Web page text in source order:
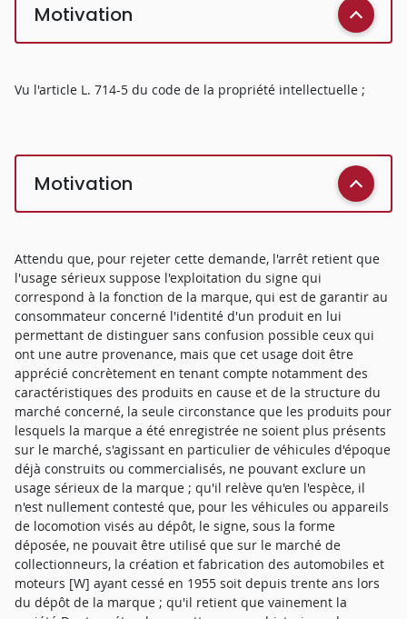
Motivation
Vu l'article L. 714-5 du code de la propriété intellectuelle ;
Motivation
Attendu que, pour rejeter cette demande, l'arrêt retient que
l'usage sérieux suppose l'exploitation du signe qui
correspond à la fonction de la marque, qui est de garantir au
consommateur concerné l'identité d'un produit en lui
permettant de distinguer sans confusion possible ceux qui
ont une autre provenance, mais que cet usage doit être
apprécié concrètement en tenant compte notamment des
caractéristiques des produits en cause et de la structure du
marché concerné, la seule circonstance que les produits pour
lesquels la marque a été enregistrée ne soient plus présents
sur le marché, s'agissant en particulier de véhicules d'époque
déjà construits ou commercialisés, ne pouvant exclure un
usage sérieux de la marque ; qu'il relève qu'en l'espèce, il
n'est nullement contesté que, pour les véhicules ou appareils
de locomotion visés au dépôt, le signe, sous la forme
déposée, ne pouvait être utilisé que sur le marché de
collectionneurs, la création et fabrication des automobiles et
moteurs [W] ayant cessé en 1955 soit depuis trente ans lors
du dépôt de la marque ; qu'il retient que vainement la